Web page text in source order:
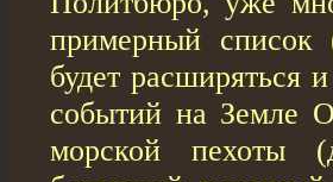
примерный
будет расширяться
событий на Земле
морской пехоты